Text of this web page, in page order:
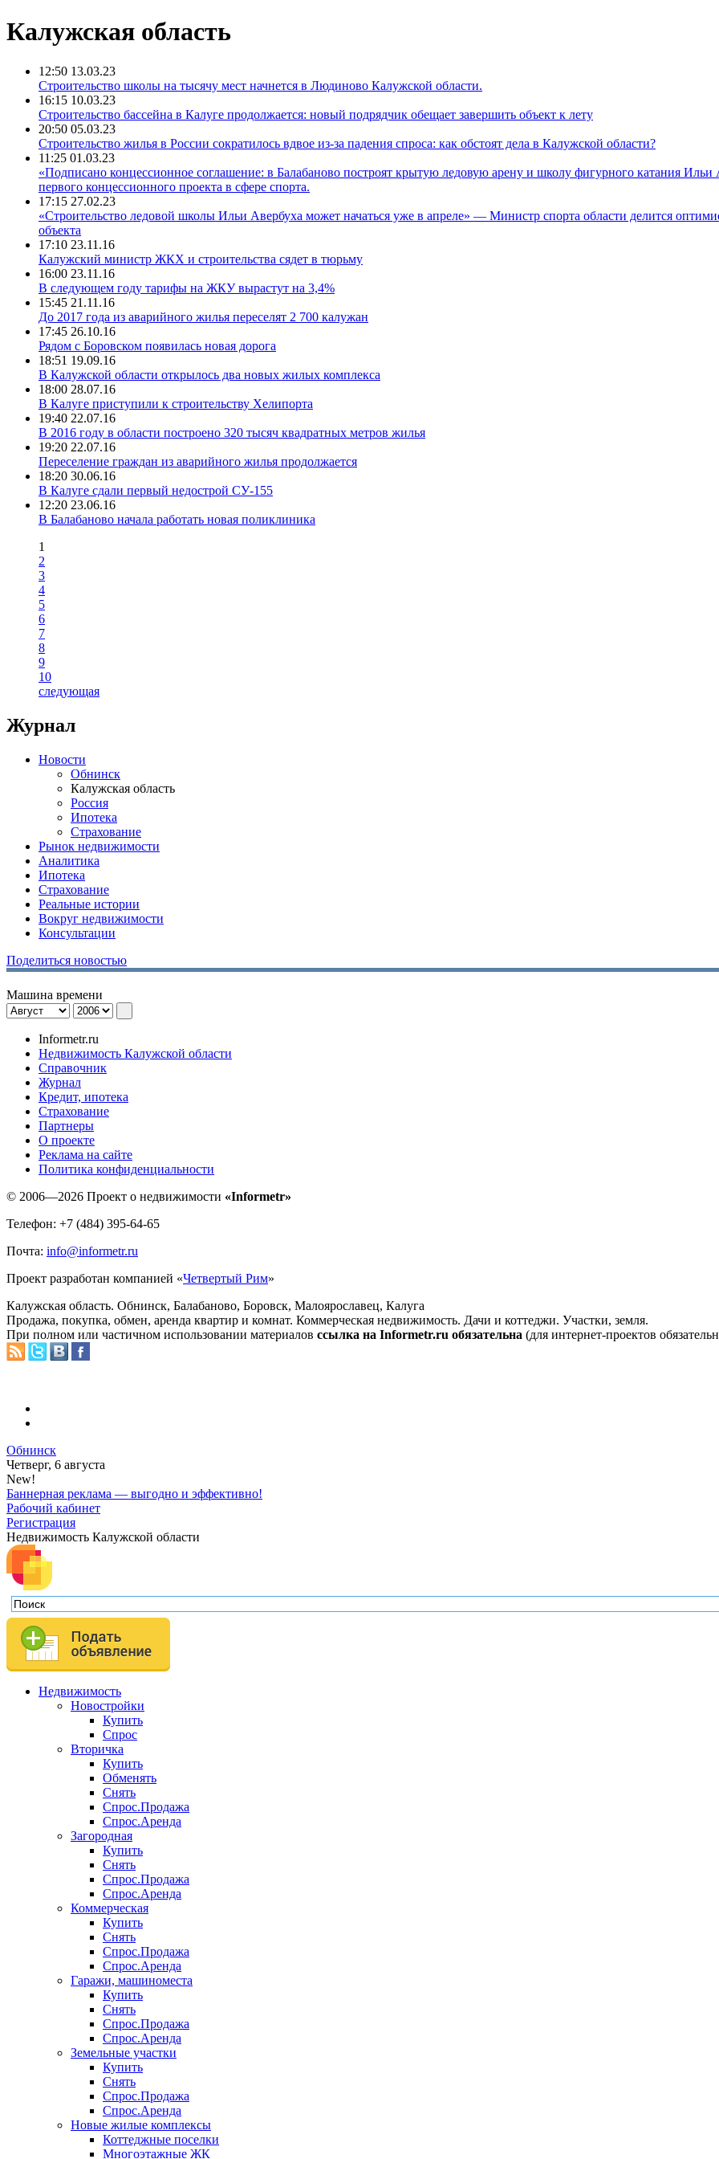
Калужская область
12:50 13.03.23
Строительство школы на тысячу мест начнется в Людиново Калужской области.
16:15 10.03.23
Строительство бассейна в Калуге продолжается: новый подрядчик обещает завершить объект к лету
20:50 05.03.23
Строительство жилья в России сократилось вдвое из-за падения спроса: как обстоят дела в Калужской области?
11:25 01.03.23
«Подписано концессионное соглашение: в Балабаново построят крытую ледовую арену и школу фигурного катания
первого концессионного проекта в сфере спорта.
17:15 27.02.23
«Строительство ледовой школы Ильи Авербуха может начаться уже в апреле» — Министр спорта области делится
объекта
17:10 23.11.16
Калужский министр ЖКХ и строительства сядет в тюрьму
16:00 23.11.16
В следующем году тарифы на ЖКУ вырастут на 3,4%
15:45 21.11.16
До 2017 года из аварийного жилья переселят 2 700 калужан
17:45 26.10.16
Рядом с Боровском появилась новая дорога
18:51 19.09.16
В Калужской области открылось два новых жилых комплекса
18:00 28.07.16
В Калуге приступили к строительству Хелипорта
19:40 22.07.16
В 2016 году в области построено 320 тысяч квадратных метров жилья
19:20 22.07.16
Переселение граждан из аварийного жилья продолжается
18:20 30.06.16
В Калуге сдали первый недострой СУ-155
12:20 23.06.16
В Балабаново начала работать новая поликлиника
1
2
3
4
5
6
7
8
9
10
следующая
Журнал
Новости
Обнинск
Калужская область
Россия
Ипотека
Страхование
Рынок недвижимости
Аналитика
Ипотека
Страхование
Реальные истории
Вокруг недвижимости
Консультации
Поделиться новостью
Машина времени
Informetr.ru
Недвижимость Калужской области
Справочник
Журнал
Кредит, ипотека
Страхование
Партнеры
O проекте
Реклама на сайте
Политика конфиденциальности
© 2006—2026 Проект о недвижимости «Informetr»
Телефон: +7 (484) 395-64-65
Почта: info@informetr.ru
Проект разработан компанией «Четвертый Рим»
Калужская область. Обнинск, Балабаново, Боровск, Малоярославец, Калуга
Продажа, покупка, обмен, аренда квартир и комнат. Коммерческая недвижимость. Дачи и коттеджи. Участки, земля.
При полном или частичном использовании материалов ссылка на Informetr.ru обязательна (для интернет-проектов
Обнинск
Четверг, 6 августа
New!
Баннерная реклама — выгодно и эффективно!
Рабочий кабинет
Регистрация
Недвижимость Калужской области
Недвижимость
Новостройки
Купить
Спрос
Вторичка
Купить
Обменять
Снять
Спрос.Продажа
Спрос.Аренда
Загородная
Купить
Снять
Спрос.Продажа
Спрос.Аренда
Коммерческая
Купить
Снять
Спрос.Продажа
Спрос.Аренда
Гаражи, машиноместа
Купить
Снять
Спрос.Продажа
Спрос.Аренда
Земельные участки
Купить
Снять
Спрос.Продажа
Спрос.Аренда
Новые жилые комплексы
Коттеджные поселки
Многоэтажные ЖК